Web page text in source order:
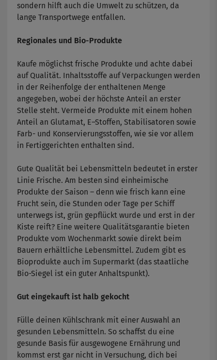
sondern hilft auch die Umwelt zu schützen, da
lange Transportwege entfallen.
Regionales und Bio-Produkte
Kaufe möglichst frische Produkte und achte dabei
auf Qualität. Inhaltsstoffe auf Verpackungen werden
in der Reihenfolge der enthaltenen Menge
angegeben, wobei der höchste Anteil an erster
Stelle steht. Vermeide Produkte mit einem hohen
Anteil an Glutamat, E–Stoffen, Stabilisatoren sowie
Farb- und Konservierungsstoffen, wie sie vor allem
in Fertiggerichten enthalten sind.
Gute Qualität bei Lebensmitteln bedeutet in erster
Linie Frische. Am besten sind einheimische
Produkte der Saison – denn wie frisch kann eine
Frucht sein, die Stunden oder Tage per Schiff
unterwegs ist, grün gepflückt wurde und erst in der
Kiste reift? Eine weitere Qualitätsgarantie bieten
Produkte vom Wochenmarkt sowie direkt beim
Bauern erhältliche Lebensmittel. Zudem gibt es
Bioprodukte auch im Supermarkt (das staatliche
Bio-Siegel ist ein guter Anhaltspunkt).
Gut eingekauft ist halb gekocht
Fülle deinen Kühlschrank mit einer Auswahl an
gesunden Lebensmitteln. So schaffst du eine
gesunde Basis für ausgewogene Ernährung und
kommst erst gar nicht in Versuchung, dich bei